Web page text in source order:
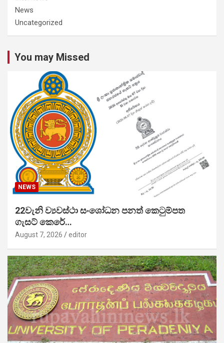
News
Uncategorized
You may Missed
NEWS
22වැනි ව්‍යවස්ථා සංශෝධන පනත් කෙටුම්පත
ගැසට් කෙරේ…
August 7, 2026 editor